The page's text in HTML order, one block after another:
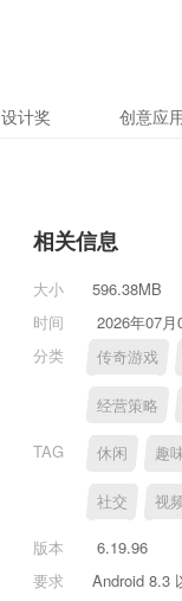
设计奖 创意应
相关信息
大小
596.38MB
时间
2026年07
分类
传奇游戏
经营策略
TAG 休闲 趣
社交 视
版本
6.19.96
要求
Android 8.3